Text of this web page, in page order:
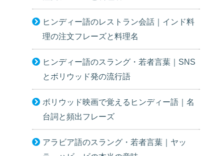
ヒンディー語のレストラン会話｜インド料
理の注文フレーズと料理名
ヒンディー語のスラング・若者言葉｜SNS
とボリウッド発の流行語
ボリウッド映画で覚えるヒンディー語｜名
台詞と頻出フレーズ
アラビア語のスラング・若者言葉｜ヤッ